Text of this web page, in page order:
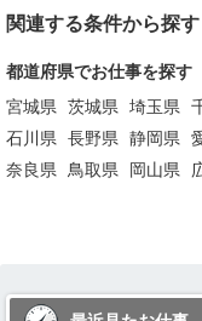
関連する条件から探す
都道府県でお仕事を探す
宮城県 茨城県 埼玉県
石川県 長野県 静岡県
奈良県 鳥取県 岡山県